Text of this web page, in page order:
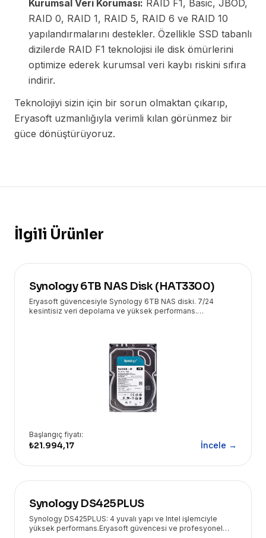
Kurumsal Veri Koruması: RAID F1, Basic, JBOD,
RAID 0, RAID 1, RAID 5, RAID 6 ve RAID 10
yapılandırmalarını destekler. Özellikle SSD tabanlı
dizilerde RAID F1 teknolojisi ile disk ömürlerini
optimize ederek kurumsal veri kaybı riskini sıfıra
indirir.
Teknolojiyi sizin için bir sorun olmaktan çıkarıp,
Eryasoft uzmanlığıyla verimli kılan görünmez bir
güce dönüştürüyoruz.
İlgili Ürünler
Synology 6TB NAS Disk (HAT3300)
Eryasoft güvencesiyle Synology 6TB NAS diski. 7/24
kesintisiz veri depolama ve yüksek performans.
Başlangıç fiyatı:
₺21.994,17 İncele →
Synology DS425PLUS
Synology DS425PLUS: 4 yuvalı yapı ve Intel işlemciyle
yüksek performans.Eryasoft güvencesi ve profesyonel